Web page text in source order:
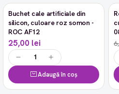
Buchet cale artificiale din
silicon, culoare roz somon -
ROC AF12
25,00 lei
Adaugă în coș